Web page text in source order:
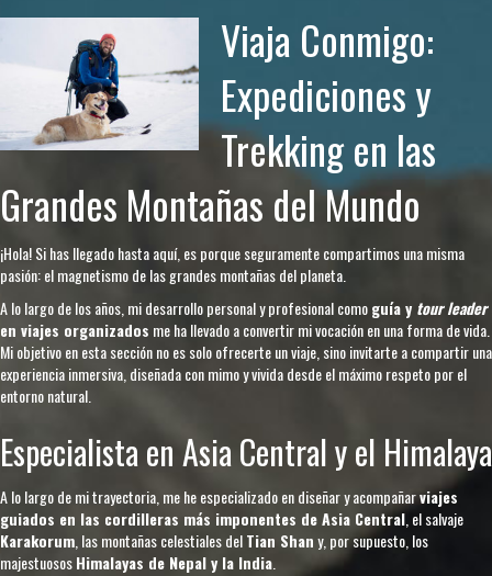
Viaja Conmigo:
Expediciones y
Trekking en las
Grandes Montañas del Mundo
¡Hola! Si has llegado hasta aquí, es porque seguramente compartimos una misma
pasión: el magnetismo de las grandes montañas del planeta.
A lo largo de los años, mi desarrollo personal y profesional comoguía y tour leader
en viajes organizados me ha llevado a convertir mi vocación en una forma de vida.
Mi objetivo en esta sección no es solo ofrecerte un viaje, sino invitarte a compartir una
experiencia inmersiva, diseñada con mimo y vivida desde el máximo respeto por el
entorno natural.
Especialista en Asia Central y el Himalaya
A lo largo de mi trayectoria, me he especializado en diseñar y acompañarviajes
guiados en las cordilleras más imponentes de Asia Central, el salvaje
Karakorum, las montañas celestiales delTian Shany, por supuesto, los
majestuososHimalayas de Nepal y la India.